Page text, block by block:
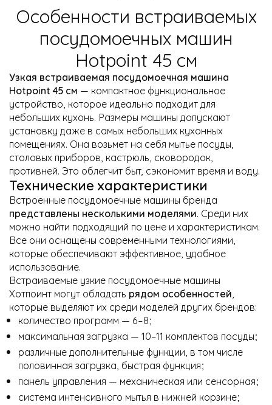
Особенности встраиваемых
посудомоечных машин
Hotpoint 45 см
Узкая встраиваемая посудомоечная машина
Hotpoint 45 см — компактное функциональное
устройство, которое идеально подходит для
небольших кухонь. Размеры машины допускают
установку даже в самых небольших кухонных
помещениях. Она возьмет на себя мытье посуды,
столовых приборов, кастрюль, сковородок,
противней. Это облегчит быт, сэкономит время и воду.
Технические характеристики
Встроенные посудомоечные машины бренда
представлены несколькими моделями. Среди них
можно найти подходящий по цене и характеристикам.
Все они оснащены современными технологиями,
которые обеспечивают эффективное, удобное
использование.
Встраиваемые узкие посудомоечные машины
Хотпоинт могут обладать рядом особенностей,
которые выделяют их среди моделей других брендов:
количество программ — 6–8;
максимальная загрузка — 10–11 комплектов посуды;
различные дополнительные функции, в том числе
половинная загрузка, быстрая функция;
панель управления — механическая или сенсорная;
система интенсивного мытья в нижней корзине;